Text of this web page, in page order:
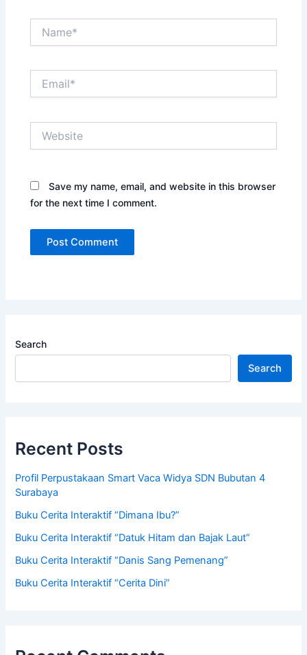
Search
Search
Recent Posts
Profil Perpustakaan Smart Vaca Widya SDN Bubutan 4
Surabaya
Buku Cerita Interaktif “Dimana Ibu?”
Buku Cerita Interaktif “Datuk Hitam dan Bajak Laut”
Buku Cerita Interaktif “Danis Sang Pemenang”
Buku Cerita Interaktif “Cerita Dini”
Save my name, email, and website in this browser
for the next time I comment.